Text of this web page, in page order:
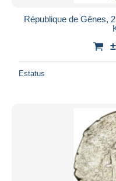
République de Gênes,
Estatus